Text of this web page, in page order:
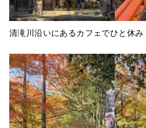
清滝川沿いにあるカフェでひと休み